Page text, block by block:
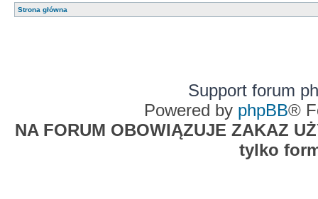
Strona główna
Support forum
Powered by phpBB®
NA FORUM OBOWIĄZUJE ZAKAZ
tylko